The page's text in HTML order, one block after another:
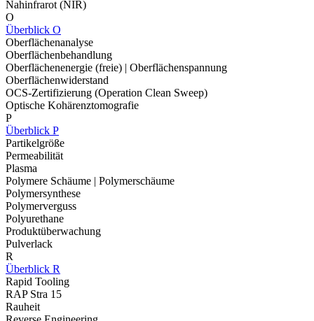
Nahinfrarot (NIR)
O
Überblick O
Oberflächenanalyse
Oberflächenbehandlung
Oberflächenenergie (freie) | Oberflächenspannung
Oberflächenwiderstand
OCS-Zertifizierung (Operation Clean Sweep)
Optische Kohärenztomografie
P
Überblick P
Partikelgröße
Permeabilität
Plasma
Polymere Schäume | Polymerschäume
Polymersynthese
Polymerverguss
Polyurethane
Produktüberwachung
Pulverlack
R
Überblick R
Rapid Tooling
RAP Stra 15
Rauheit